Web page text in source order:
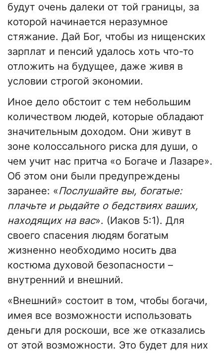
будут очень далеки от той границы, за
которой начинается неразумное
стяжание. Дай Бог, чтобы из нищенских
зарплат и пенсий удалось хоть что-то
отложить на будущее, даже живя в
условии строгой экономии.
Иное дело обстоит с тем небольшим
количеством людей, которые обладают
значительным доходом. Они живут в
зоне колоссального риска для души, о
чем учит нас притча «о Богаче и Лазаре».
Об этом они были предупреждены
заранее: «Послушайте вы, богатые:
плачьте и рыдайте о бедствиях ваших,
находящих на вас». (Иаков 5:1). Для
своего спасения людям богатым
жизненно необходимо носить два
костюма духовой безопасности –
внутренний и внешний.
«Внешний» состоит в том, чтобы богачи,
имея все возможности использовать
деньги для роскоши, все же отказались
от этой возможности. Это будет для них